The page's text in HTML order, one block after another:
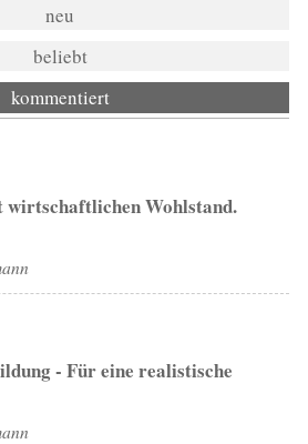
neu
beliebt
kommentiert
wirtschaftlichen Wohlstand.
- Für eine realistische